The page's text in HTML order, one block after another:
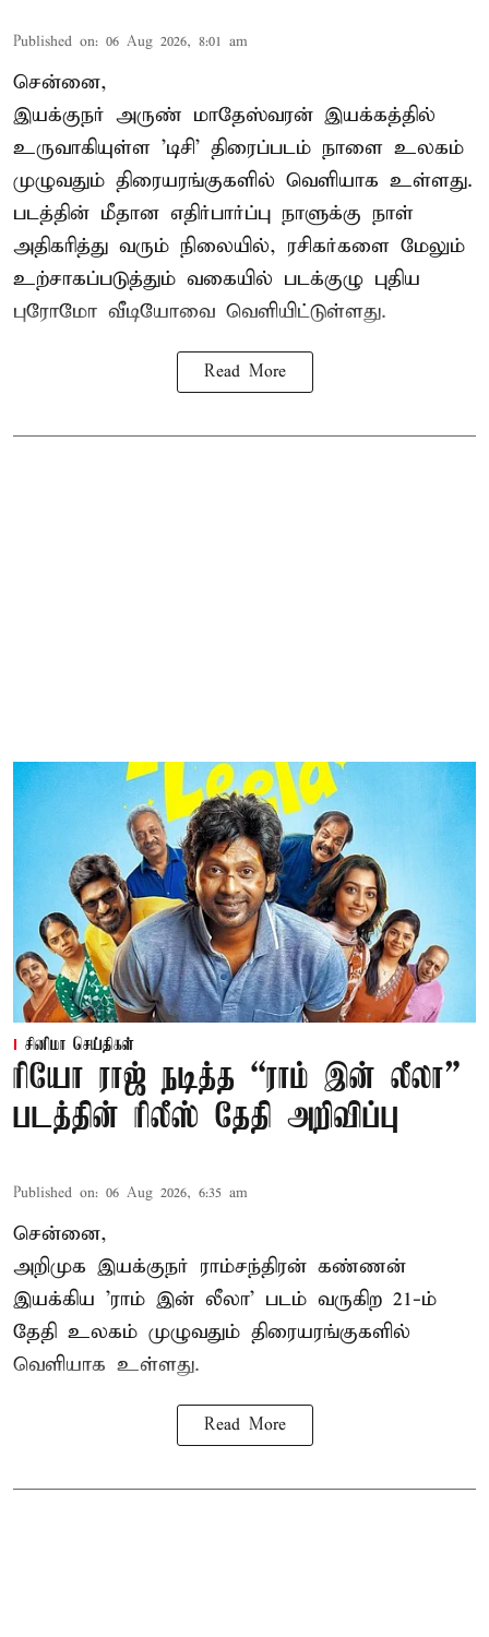
Published on: 06 Aug 2026, 8:01 am
சென்னை,
இயக்குநர் அருண் மாதேஸ்வரன் இயக்கத்தில்
உருவாகியுள்ள 'டிசி' திரைப்படம் நாளை உலகம்
முழுவதும் திரையரங்குகளில் வெளியாக உள்ளது.
படத்தின் மீதான எதிர்பார்ப்பு நாளுக்கு நாள்
அதிகரித்து வரும் நிலையில், ரசிகர்களை மேலும்
உற்சாகப்படுத்தும் வகையில் படக்குழு புதிய
புரோமோ வீடியோவை வெளியிட்டுள்ளது.
Read More
சினிமா செய்திகள்
ரியோ ராஜ் நடித்த “ராம் இன் லீலா”
படத்தின் ரிலீஸ் தேதி அறிவிப்பு
Published on: 06 Aug 2026, 6:35 am
சென்னை,
அறிமுக இயக்குநர் ராம்சந்திரன் கண்ணன்
இயக்கிய 'ராம் இன் லீலா' படம் வருகிற 21-ம்
தேதி உலகம் முழுவதும் திரையரங்குகளில்
வெளியாக உள்ளது.
Read More